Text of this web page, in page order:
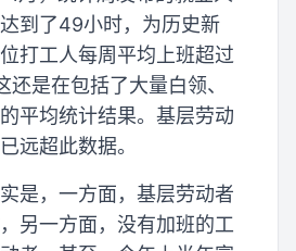
到了49小时，为历史新
打工人每周平均上班超过
还是在包括了大量白领、
平均统计结果。基层劳动
远超此数据。
是，一方面，基层劳动者
另一方面，没有加班的工